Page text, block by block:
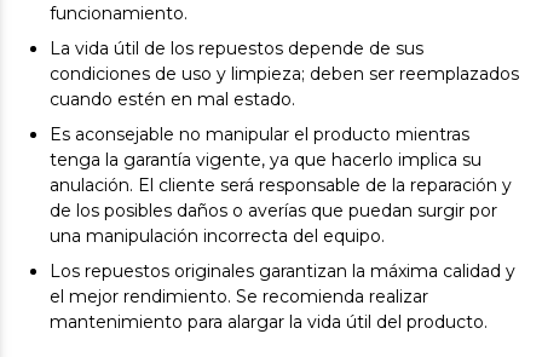
funcionamiento.
La vida útil de los repuestos depende de sus
condiciones de uso y limpieza; deben ser reemplazados
cuando estén en mal estado.
Es aconsejable no manipular el producto mientras
tenga la garantía vigente, ya que hacerlo implica su
anulación. El cliente será responsable de la reparación y
de los posibles daños o averías que puedan surgir por
una manipulación incorrecta del equipo.
Los repuestos originales garantizan la máxima calidad y
el mejor rendimiento. Se recomienda realizar
mantenimiento para alargar la vida útil del producto.